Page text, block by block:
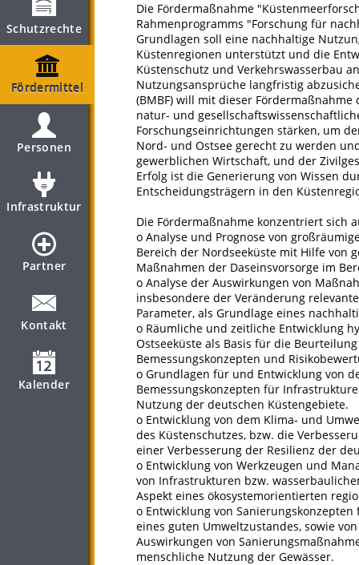
Schutzrechte
Fördermittel
Personen
Infrastruktur
Partner
Kontakt
Kalender
Die Fördermaßnahme
Rahmenprogramms "Forschung für
Grundlagen soll eine nachhaltige
Küstenregionen unterstützt und die
Küstenschutz und Verkehrswasserbau
Nutzungsansprüche langfristig
(BMBF) will mit dieser
natur- und
Forschungseinrichtungen stärken, um
Nord- und Ostsee gerecht zu werden
gewerblichen Wirtschaft, und der
Erfolg ist die Generierung von Wissen
Entscheidungsträgern in den
Die Fördermaßnahme konzentriert sich
o Analyse und Prognose von
Bereich der Nordseeküste mit Hilfe von
Maßnahmen der Daseinsvorsorge im
o Analyse der Auswirkungen von
insbesondere der Veränderung
Parameter, als Grundlage eines
o Räumliche und zeitliche Entwicklung
Ostseeküste als Basis für die
Bemessungskonzepten und
o Grundlagen für und Entwicklung von
Bemessungskonzepten für
Nutzung der deutschen Küstengebiete.
o Entwicklung von dem Klima- und
des Küstenschutzes, bzw. die
einer Verbesserung der Resilienz der
o Entwicklung von Werkzeugen und
von Infrastrukturen bzw.
Aspekt eines ökosystemorientierten
o Entwicklung von
eines guten Umweltzustandes, sowie
Auswirkungen von
menschliche Nutzung der Gewässer.